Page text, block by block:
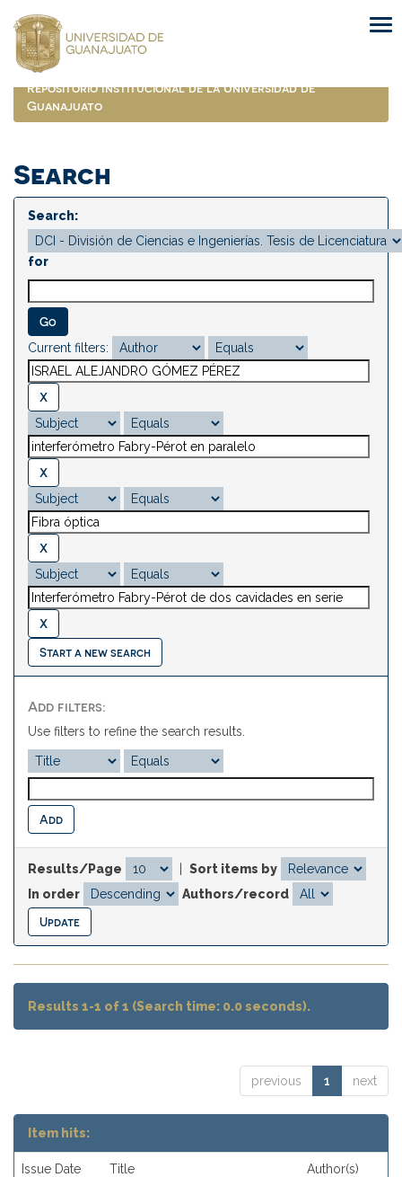
navigation
Repositorio Institucional de la Universidad de
Guanajuato
Search
Search:
for
Current filters:
Start a new search
Add filters:
Use filters to refine the search results.
Results/Page
Sort items by
In order
Authors/record
Results 1-1 of 1 (Search time: 0.0 seconds).
previous 1 next
Item hits:
Issue Date Title Author(s)